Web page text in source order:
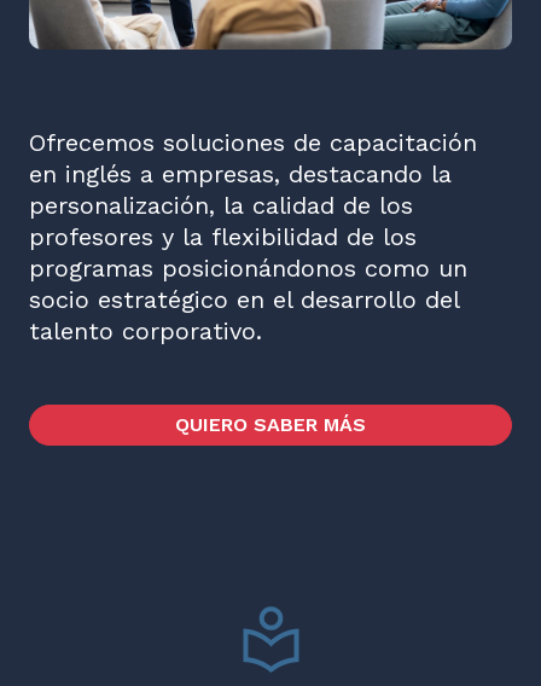
Ofrecemos soluciones de capacitación
en inglés a empresas, destacando la
personalización, la calidad de los
profesores y la flexibilidad de los
programas posicionándonos como un
socio estratégico en el desarrollo del
talento corporativo.
QUIERO SABER MÁS